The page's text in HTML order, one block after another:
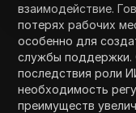
взаимодействие.
потерях рабочих
особенно для
службы поддержки.
последствия роли
необходимость
преимуществ